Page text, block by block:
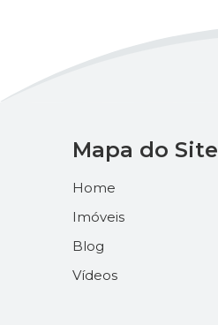
Mapa do Site
Home
Imóveis
Blog
Vídeos